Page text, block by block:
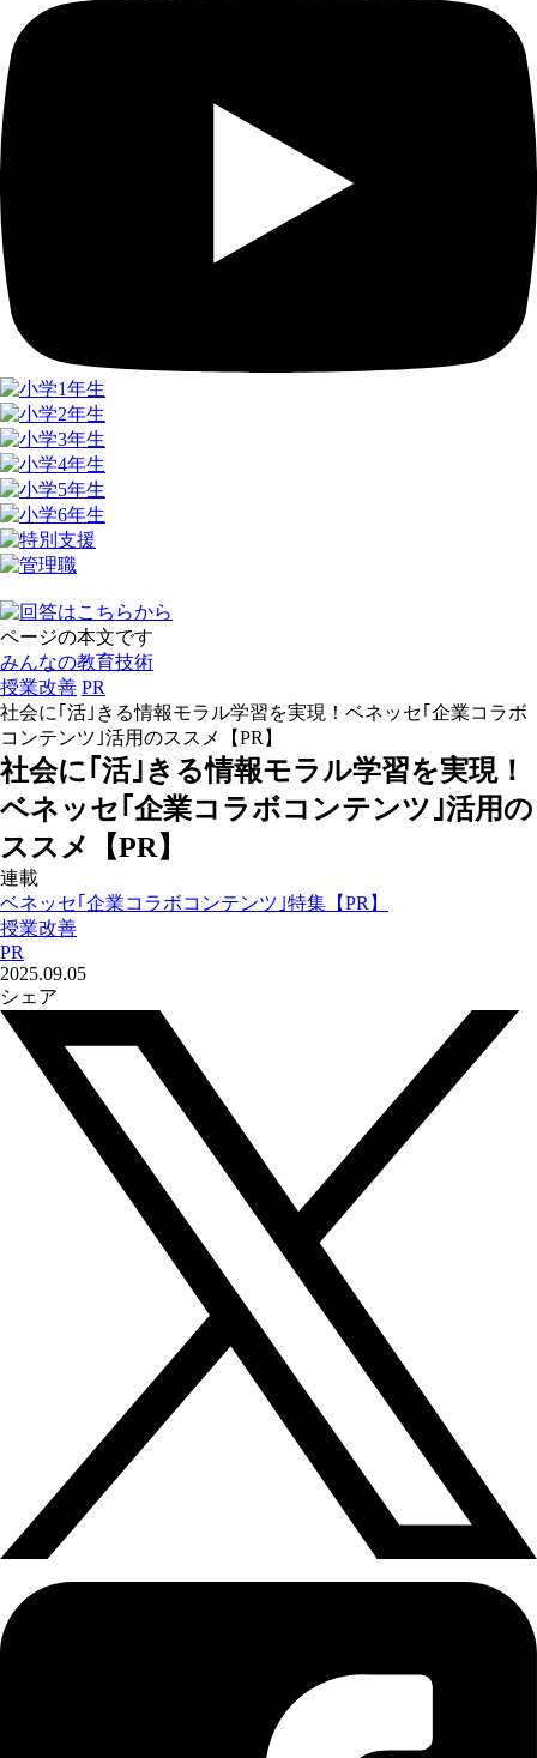
ページの本文です
みんなの教育技術
授業改善 PR
社会に｢活｣きる情報モラル学習を実現！ベネッセ｢企業コラボ
コンテンツ｣活用のススメ【PR】
社会に｢活｣きる情報モラル学習を実現！
ベネッセ｢企業コラボコンテンツ｣活用の
ススメ【PR】
連載
ベネッセ｢企業コラボコンテンツ｣特集【PR】
授業改善
PR
2025.09.05
シェア